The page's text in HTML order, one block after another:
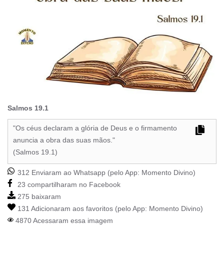
Salmos 19.1
"Os céus declaram a glória de Deus e o firmamento
anuncia a obra das suas mãos."
(Salmos 19.1)
312 Enviaram ao Whatsapp (pelo App: Momento Divino)
23 compartilharam no Facebook
275 baixaram
131 Adicionaram aos favoritos (pelo App: Momento Divino)
4870 Acessaram essa imagem